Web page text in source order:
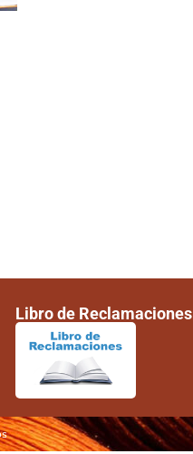
Libro de Reclamaciones